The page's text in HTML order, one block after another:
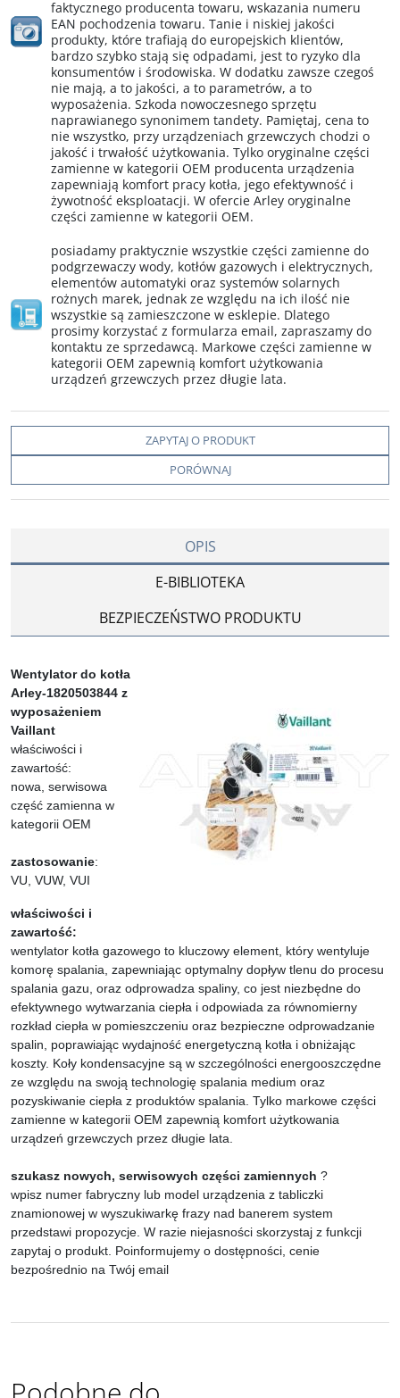
faktycznego producenta towaru, wskazania numeru
EAN pochodzenia towaru. Tanie i niskiej jakości
produkty, które trafiają do europejskich klientów,
bardzo szybko stają się odpadami, jest to ryzyko dla
konsumentów i środowiska. W dodatku zawsze czegoś
nie mają, a to jakości, a to parametrów, a to
wyposażenia. Szkoda nowoczesnego sprzętu
naprawianego synonimem tandety. Pamiętaj, cena to
nie wszystko, przy urządzeniach grzewczych chodzi o
jakość i trwałość użytkowania. Tylko oryginalne części
zamienne w kategorii OEM producenta urządzenia
zapewniają komfort pracy kotła, jego efektywność i
żywotność eksploatacji. W ofercie Arley oryginalne
części zamienne w kategorii OEM.
posiadamy praktycznie wszystkie części zamienne do
podgrzewaczy wody, kotłów gazowych i elektrycznych,
elementów automatyki oraz systemów solarnych
rożnych marek, jednak ze względu na ich ilość nie
wszystkie są zamieszczone w esklepie. Dlatego
prosimy korzystać z formularza email, zapraszamy do
kontaktu ze sprzedawcą. Markowe części zamienne w
kategorii OEM zapewnią komfort użytkowania
urządzeń grzewczych przez długie lata.
ZAPYTAJ O PRODUKT
PORÓWNAJ
OPIS
E-BIBLIOTEKA
BEZPIECZEŃSTWO PRODUKTU
Wentylator do kotła
Arley-1820503844 z
wyposażeniem
Vaillant
właściwości i
zawartość:
nowa, serwisowa
część zamienna w
kategorii OEM
zastosowanie:
VU, VUW, VUI
właściwości i
zawartość:
wentylator kotła gazowego to kluczowy element, który wentyluje
komorę spalania, zapewniając optymalny dopływ tlenu do procesu
spalania gazu, oraz odprowadza spaliny, co jest niezbędne do
efektywnego wytwarzania ciepła i odpowiada za równomierny
rozkład ciepła w pomieszczeniu oraz bezpieczne odprowadzanie
spalin, poprawiając wydajność energetyczną kotła i obniżając
koszty. Koły kondensacyjne są w szczególności energooszczędne
ze względu na swoją technologię spalania medium oraz
pozyskiwanie ciepła z produktów spalania. Tylko markowe części
zamienne w kategorii OEM zapewnią komfort użytkowania
urządzeń grzewczych przez długie lata.
szukasz nowych, serwisowych części zamiennych ?
wpisz numer fabryczny lub model urządzenia z tabliczki
znamionowej w wyszukiwarkę frazy nad banerem system
przedstawi propozycje. W razie niejasności skorzystaj z funkcji
zapytaj o produkt. Poinformujemy o dostępności, cenie
bezpośrednio na Twój email